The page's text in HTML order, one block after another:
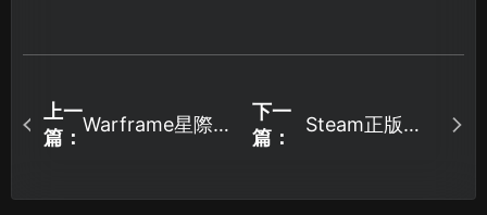
上一
篇：
Warframe星際戰
你搞定！
下一
篇：
Steam正版怎